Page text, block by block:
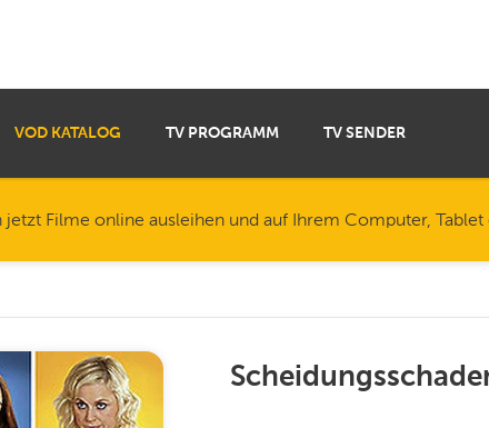
VOD KATALOG TV PROGRAMM TV SENDER
jetzt Filme online ausleihen und auf Ihrem Computer,